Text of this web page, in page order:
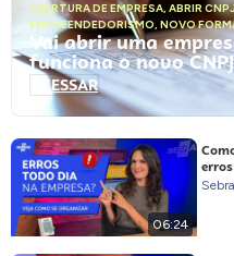
ABERTURA DE EMPRESA, ABRIR
EMPREENDEDORISMO, NOVO
Vai abrir uma
funciona o novo
ACESSAR
06:24